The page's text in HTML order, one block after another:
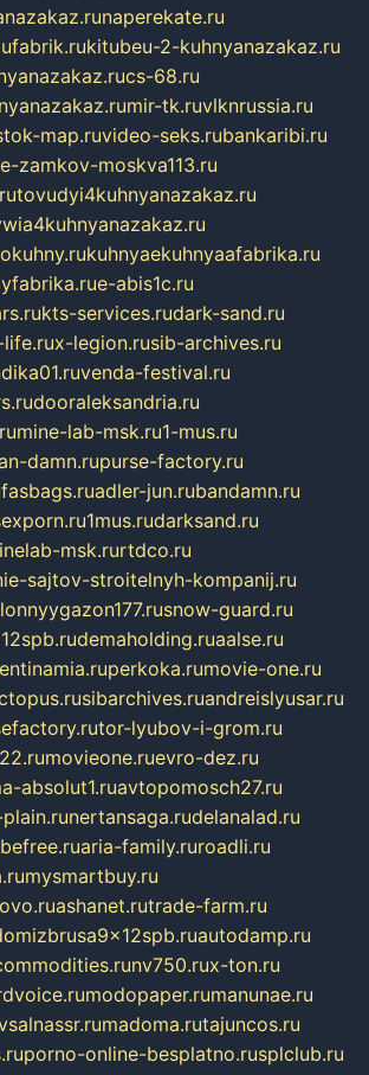
naperekate.ru
kitubeu-2-kuhnyanazakaz.ru
cs-68.ru
mir-tk.ruvlknrussia.ru
map.ruvideo-seks.rubankaribi.ru
zamkov-moskva113.ru
tovudyi4kuhnyanazakaz.ru
kuhnyaekuhnyaafabrika.ru
e-abis1c.ru
kts-services.rudark-sand.ru
x-legion.rusib-archives.ru
venda-festival.ru
dooraleksandria.ru
mine-lab-msk.ru1-mus.ru
damn.rupurse-factory.ru
fasbags.ruadler-jun.rubandamn.ru
1mus.rudarksand.ru
msk.rurtdco.ru
sajtov-stroitelnyh-kompanij.ru
snow-guard.ru
demaholding.ruaalse.ru
perkoka.rumovie-one.ru
sibarchives.ruandreislyusar.ru
tor-lyubov-i-grom.ru
movieone.ruevro-dez.ru
absolut1.ruavtopomosch27.ru
nertansaga.rudelanalad.ru
aria-family.ruroadli.ru
mysmartbuy.ru
ashanet.rutrade-farm.ru
autodamp.ru
nv750.rux-ton.ru
modopaper.rumanunae.ru
madoma.rutajuncos.ru
porno-online-besplatno.rusplclub.ru